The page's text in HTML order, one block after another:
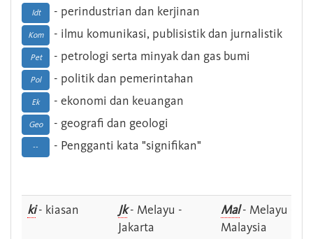
Idt - perindustrian dan kerjinan
Kom - ilmu komunikasi, publisistik dan jurnalistik
Pet - petrologi serta minyak dan gas bumi
Pol - politik dan pemerintahan
Ek - ekonomi dan keuangan
Geo - geografi dan geologi
-- - Pengganti kata "signifikan"
ki- kiasan Jk- Melayu -
Jakarta
Mal- Melayu -
Malaysia